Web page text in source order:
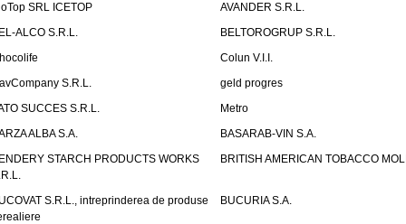
SRL ICETOP
AVANDER S.R.L.
ALCO S.R.L.
BELTOROGRUP S.R.L.
Colun V.I.I.
S.R.L.
geld progres
SUCCES S.R.L.
Metro
ALBA S.A.
BASARAB-VIN S.A.
STARCH PRODUCTS WORKS
BRITISH AMERICAN TOBACCO
S.R.L., intreprinderea de produse
BUCURIA S.A.